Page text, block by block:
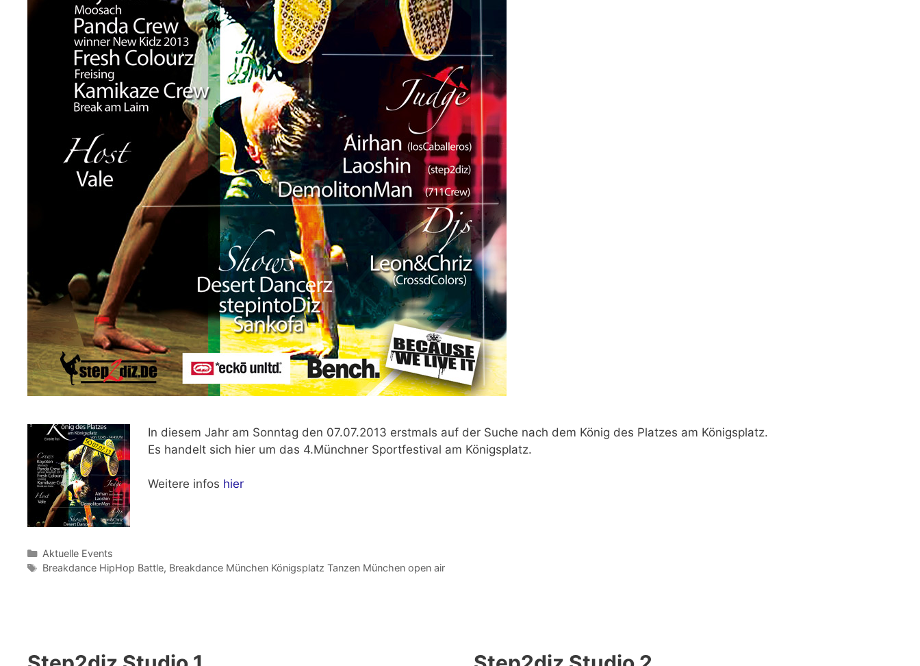
In diesem Jahr am Sonntag den 07.07.2013 erstmals auf der Suche nach dem König des Platzes am Königsplatz.
Es handelt sich hier um das 4.Münchner Sportfestival am Königsplatz.
Weitere infos hier
Kategorien
Aktuelle Events
Schlagwörter
Breakdance HipHop Battle, Breakdance München Königsplatz Tanzen München open air